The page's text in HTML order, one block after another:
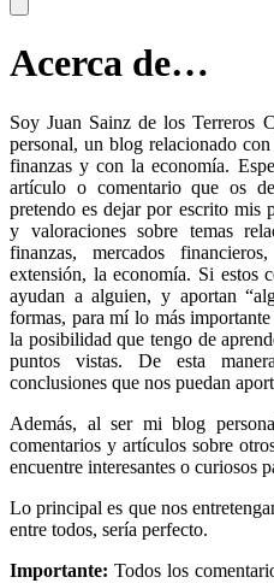
Acerca de…
Soy Juan Sainz de los Terreros
personal, un blog relacionado
finanzas y con la economía.
artículo o comentario que os
pretendo es dejar por escrito mis
y valoraciones sobre temas
finanzas, mercados
extensión, la economía. Si estos
ayudan a alguien, y aportan
formas, para mí lo más
la posibilidad que tengo de
puntos vistas. De esta
conclusiones que nos puedan
Además, al ser mi blog
comentarios y artículos sobre
encuentre interesantes o curiosos
Lo principal es que nos
entre todos, sería perfecto.
Importante: Todos los